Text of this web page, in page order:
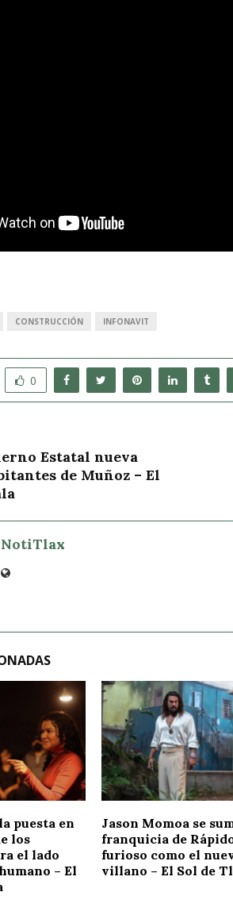
CONSTRUCCIÓN INFONAVIT
0
Estatal nueva
de Muñoz – El
NotiTlax
puesta en
los
el lado
– El
Jason Momoa se
franquicia de
furioso como el
villano – El Sol de